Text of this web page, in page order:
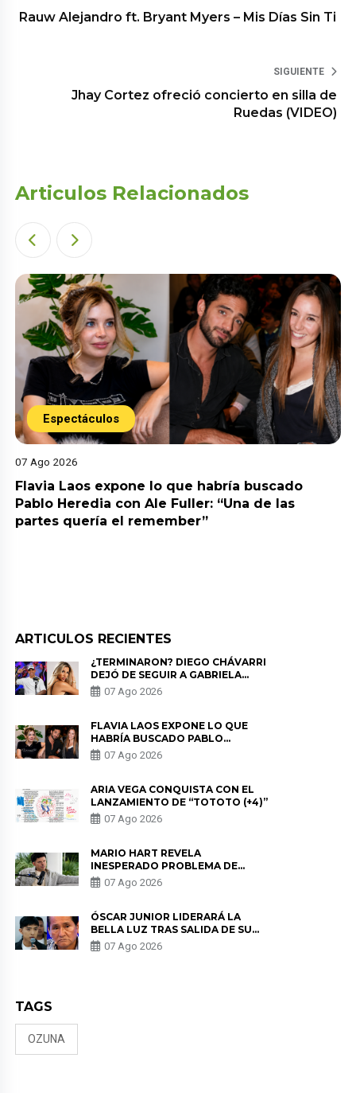
Rauw Alejandro ft. Bryant Myers – Mis Días Sin Ti
SIGUIENTE
Jhay Cortez ofreció concierto en silla de
Ruedas (VIDEO)
Articulos Relacionados
Espectáculos
07 Ago 2026
Flavia Laos expone lo que habría buscado
Pablo Heredia con Ale Fuller: “Una de las
partes quería el remember”
ARTICULOS RECIENTES
¿TERMINARON? DIEGO CHÁVARRI
DEJÓ DE SEGUIR A GABRIELA
HERRERA Y ANUNCIA SU SALIDA
DE PÓDCAST
07 Ago 2026
FLAVIA LAOS EXPONE LO QUE
HABRÍA BUSCADO PABLO
HEREDIA CON ALE FULLER: “UNA
DE LAS PARTES QUERÍA EL
07 Ago 2026
ARIA VEGA CONQUISTA CON EL
LANZAMIENTO DE “TOTOTO (+4)”
07 Ago 2026
MARIO HART REVELA
INESPERADO PROBLEMA DE
SALUD ANTES DE SEPARARSE DE
KORINA: “ME ENCONTRARON UN
07 Ago 2026
ÓSCAR JUNIOR LIDERARÁ LA
BELLA LUZ TRAS SALIDA DE SU
PADRE POR POLÉMICA CON
NALDY SALDAÑA
07 Ago 2026
TAGS
OZUNA